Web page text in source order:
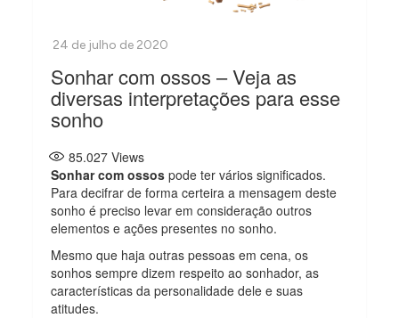
Sonhar com ossos – Veja as
diversas interpretações para esse
sonho
85.027 Views
Sonhar com ossos pode ter vários significados.
Para decifrar de forma certeira a mensagem deste
sonho é preciso levar em consideração outros
elementos e ações presentes no sonho.
Mesmo que haja outras pessoas em cena, os
sonhos sempre dizem respeito ao sonhador, as
características da personalidade dele e suas
atitudes.